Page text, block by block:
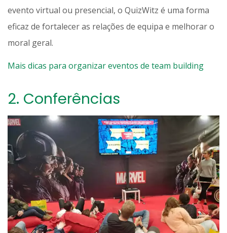
evento virtual ou presencial, o QuizWitz é uma forma
eficaz de fortalecer as relações de equipa e melhorar o
moral geral.
Mais dicas para organizar eventos de team building
2. Conferências